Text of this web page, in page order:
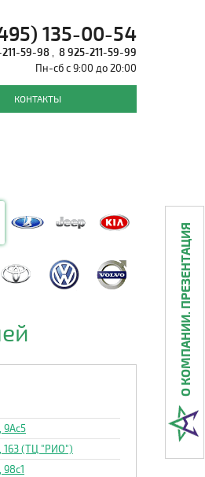
135-00-54
59-98
8 925-211-59-99
Пн-сб с 9:00 до 20:00
КОНТАКТЫ
9Ас5
163 (ТЦ "РИО")
О КОМПАНИИ. ПРЕЗЕНТАЦИЯ